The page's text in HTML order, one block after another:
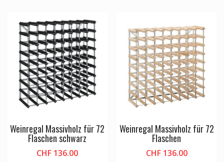
Weinregal Massivholz für 72
Flaschen schwarz
CHF 136.00
Weinregal Massivholz für 72
Flaschen
CHF136.00